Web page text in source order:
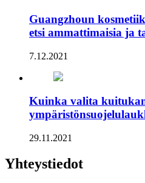
Guangzhoun
etsi ammattimaisia ​​ja
7.12.2021
Kuinka valita
29.11.2021
Yhteystiedot